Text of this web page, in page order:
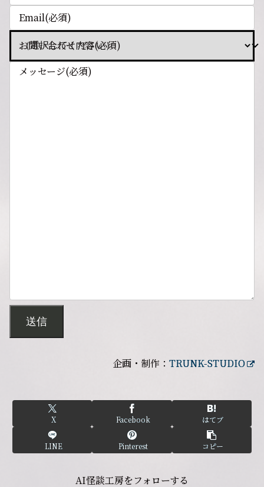
Email(必須)
お問い合わせ内容(必須)
メッセージ(必須)
送信
企画・制作： TRUNK-STUDIO
X Facebook はてブ
LINE Pinterest コピー
AI怪談工房をフォローする